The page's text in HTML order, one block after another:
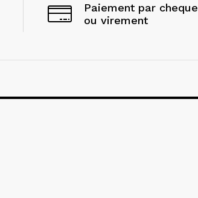
Paiement par cheque
ou virement